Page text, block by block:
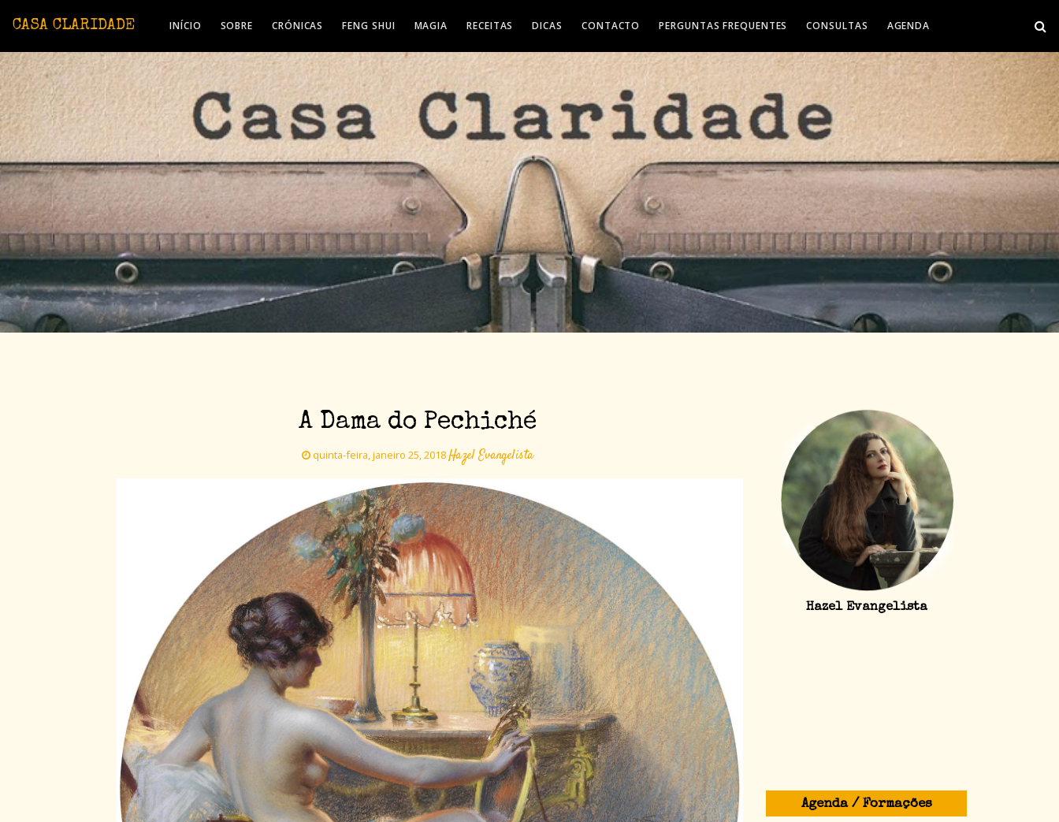
CASA CLARIDADE INÍCIO SOBRE CRÓNICAS FENG SHUI MAGIA RECEITAS DICAS CONTACTO PERGUNTAS FREQUENTES CONSULTAS AGENDA
A Dama do Pechiché
quinta-feira, janeiro 25, 2018Hazel Evangelista
Hazel Evangelista
Agenda / Formações